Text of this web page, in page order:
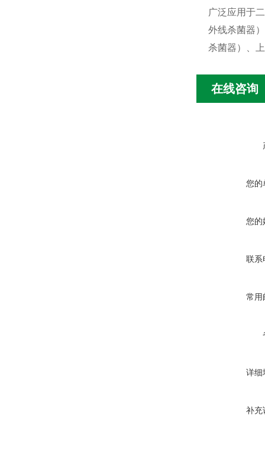
广泛应用于
外线杀菌器
杀菌器）、
在线咨询
您的
您的
联系
常用
详细
补充